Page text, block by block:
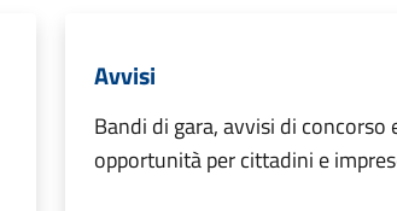
Avvisi
Bandi di gara, avvisi di concorso
opportunità per cittadini e